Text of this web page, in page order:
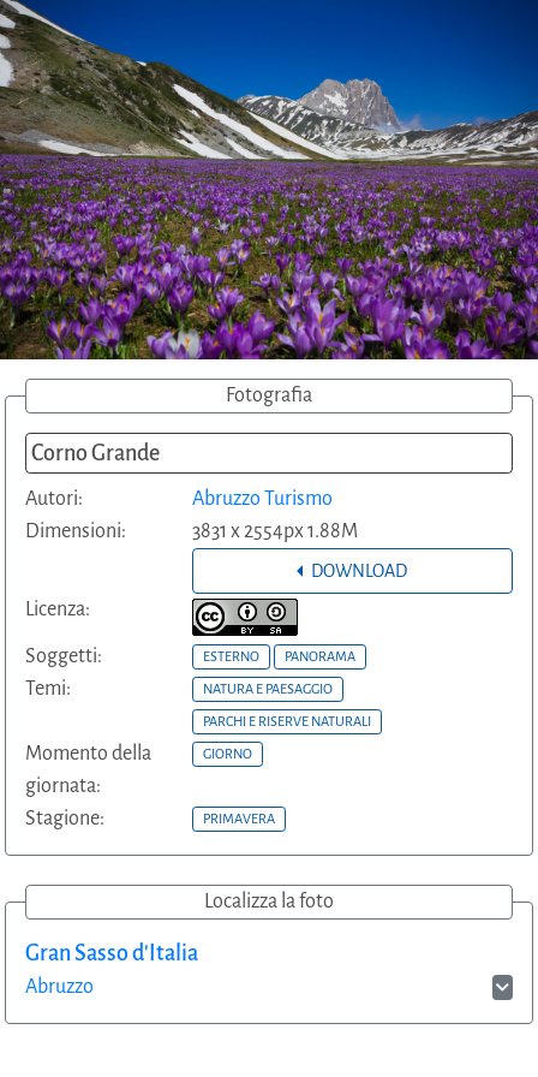
Fotografia
Corno Grande
Autori:
Abruzzo Turismo
Dimensioni:
3831 x 2554px 1.88M
DOWNLOAD
Licenza:
Soggetti: ESTERNO PANORAMA
Temi: NATURA E PAESAGGIO
PARCHI E RISERVE NATURALI
Momento della
giornata:
GIORNO
Stagione: PRIMAVERA
Localizza la foto
Gran Sasso d'Italia
Abruzzo